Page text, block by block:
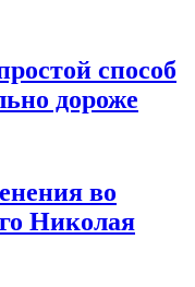
способ
дороже
во
Николая